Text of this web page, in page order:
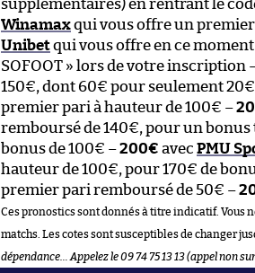
supplémentaires) en rentrant le
Winamaxqui vous offre un premier
Unibetqui vous offre en ce moment
SOFOOT » lors de votre inscription
150€, dont 60€ pour seulement
premier pari à hauteur de 100€ –
remboursé de 140€, pour un bonus
bonus de 100€ –200€ avec PMU
hauteur de 100€, pour 170€ de
premier pari remboursé de 50€ –
Ces pronostics sont donnés à titre indicatif. Vous
matchs. Les cotes sont susceptibles de changer
dépendance… Appelez le 09 74 75 13 13 (appel non